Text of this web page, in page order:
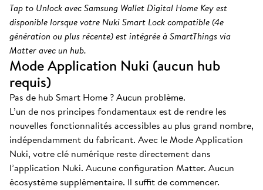
Tap to Unlock avec Samsung Wallet Digital Home Key est
disponible lorsque votre Nuki Smart Lock compatible (4e
génération ou plus récente) est intégrée à SmartThings via
Matter avec un hub.
Mode Application Nuki (aucun hub
requis)
Pas de hub Smart Home ? Aucun problème.
L’un de nos principes fondamentaux est de rendre les
nouvelles fonctionnalités accessibles au plus grand nombre,
indépendamment du fabricant. Avec le Mode Application
Nuki, votre clé numérique reste directement dans
l’application Nuki. Aucune configuration Matter. Aucun
écosystème supplémentaire. Il suffit de commencer.